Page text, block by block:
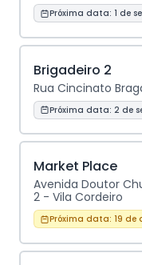
Próxima data: 1 de
Brigadeiro 2
Rua Cincinato
Próxima data: 2 de
Market Place
Avenida Doutor
2 - Vila Cordeiro
Próxima data: 19 de